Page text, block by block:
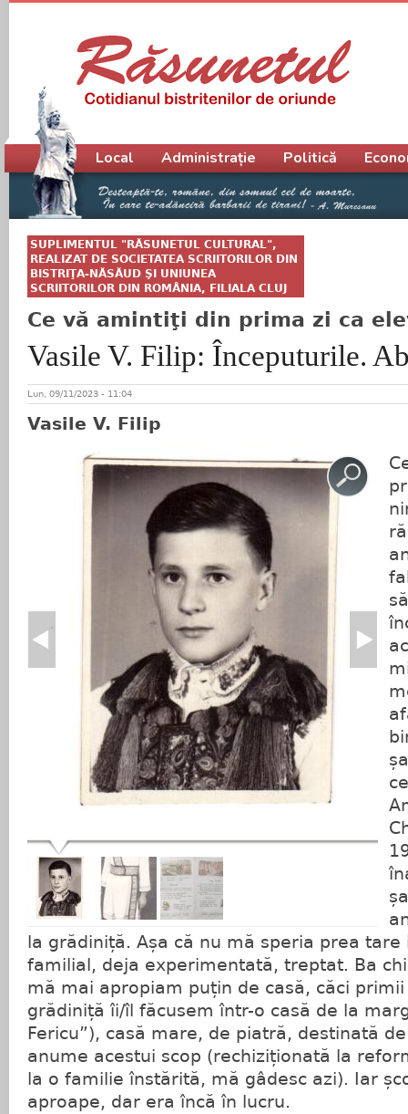
SUPLIMENTUL "RĂSUNETUL CULTURAL",
REALIZAT DE SOCIETATEA SCRIITORILOR DIN
BISTRIŢA-NĂSĂUD ŞI UNIUNEA
SCRIITORILOR DIN ROMÂNIA, FILIALA CLUJ
Ce vă amintiţi din prima zi ca
Vasile V. Filip: Începuturile.
Lun, 09/11/2023 - 11:04
Vasile V. Filip
la grădiniță. Așa că nu mă speria prea
familial, deja experimentată, treptat. Ba
mă mai apropiam puțin de casă, căci
grădiniță îi/îl făcusem într-o casă de la
Fericu”), casă mare, de piatră, destinată
anume acestui scop (rechiziționată la
la o familie înstărită, mă gâdesc azi). Iar
aproape, dar era încă în lucru.
Meniu principal
Local Administrație Politică